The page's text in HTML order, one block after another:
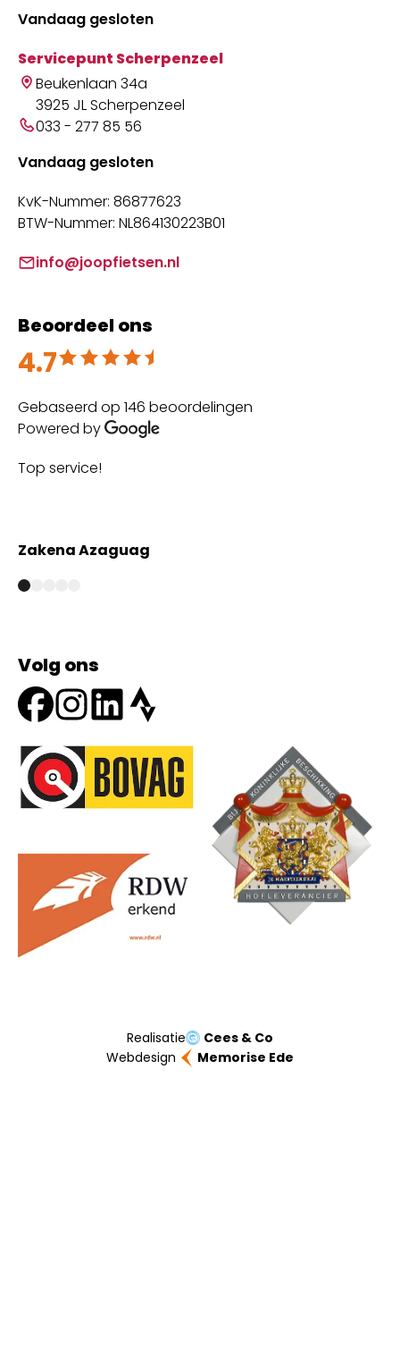
Vandaag gesloten
Servicepunt Scherpenzeel
Beukenlaan 34a
3925 JL Scherpenzeel
033 - 277 85 56
Vandaag gesloten
KvK-Nummer: 86877623
BTW-Nummer: NL864130223B01
info@joopfietsen.nl
Beoordeel ons
4.7
Beoordeeld met 4.7 uit 5
Gebaseerd op 146 beoordelingen
Powered by
Top service!
Zakena Azaguag
Volg ons
Onze partners
Realisatie
Cees & Co
Webdesign
Memorise Ede